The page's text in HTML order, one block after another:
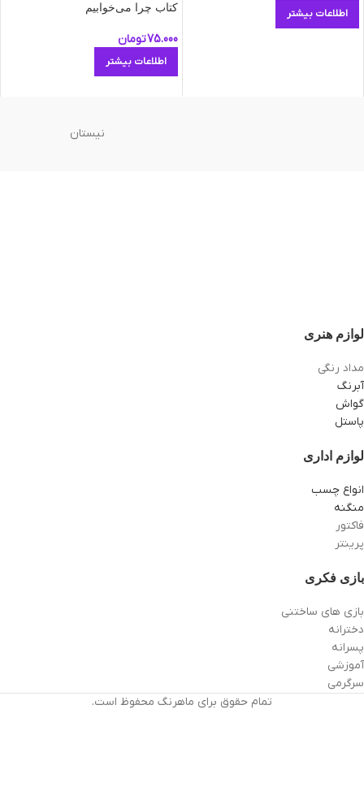
اطلاعات بیشتر
کتاب چرا می‌خوابیم
75.000تومان
اطلاعات بیشتر
نیستان
لوازم هنری
مداد رنگی
آبرنگ
گواش
پاستل
لوازم اداری
انواع چسب
منگنه
فاکتور
پرینتر
بازی فکری
بازی های ساختنی
دخترانه
پسرانه
آموزشی
سرگرمی
تمام حقوق برای ماهرنگ محفوظ است.